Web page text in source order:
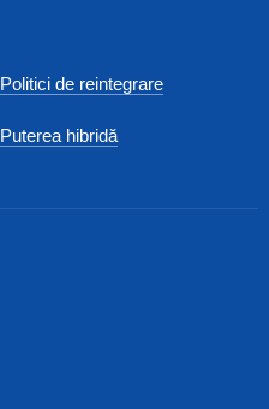
Politici de reintegrare
Puterea hibridă